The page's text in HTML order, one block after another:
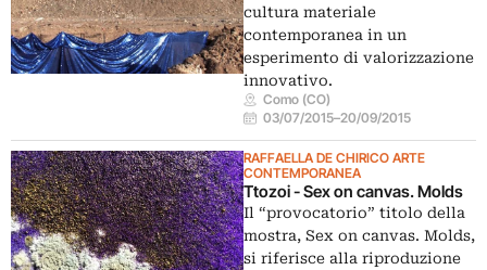
cultura materiale
contemporanea in un
esperimento di valorizzazione
innovativo.
Como (CO)
03/07/2015–20/09/2015
RAFFAELLA DE CHIRICO ARTE
CONTEMPORANEA
Ttozoi - Sex on canvas. Molds
Il “provocatorio” titolo della
mostra, Sex on canvas. Molds,
si riferisce alla riproduzione